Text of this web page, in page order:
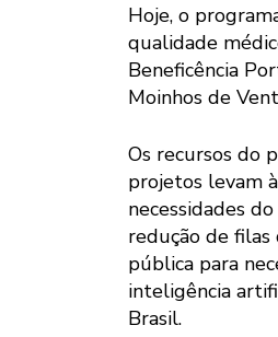
Hoje, o
qualidade
Beneficência
Moinhos de
Os recursos do
projetos levam
necessidades
redução de filas
pública para
inteligência
Brasil.